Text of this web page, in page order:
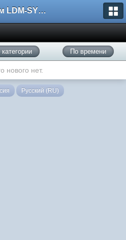
Форум LDM-SYSTEMS
По времени
нового нет.
Русский (RU)